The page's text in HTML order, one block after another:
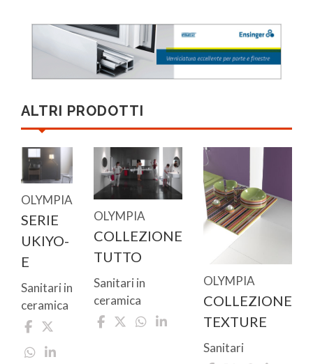
ALTRI PRODOTTI
OLYMPIA
SERIE
UKIYO-
E
Sanitari in
ceramica
OLYMPIA
COLLEZIONE
TUTTO
Sanitari in
ceramica
OLYMPIA
COLLEZIONE
TEXTURE
Sanitari